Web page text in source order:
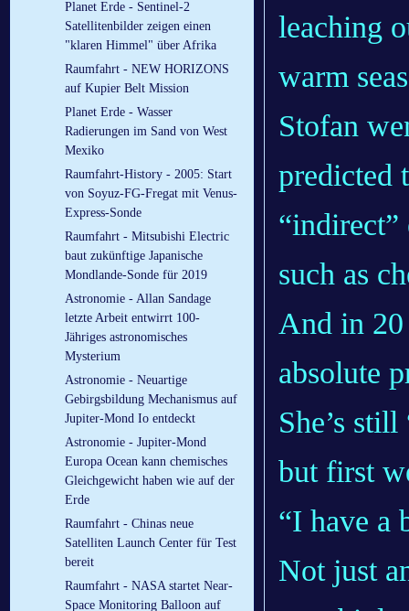
Planet Erde - Sentinel-2
Satellitenbilder zeigen einen
"klaren Himmel" über Afrika
Raumfahrt - NEW HORIZONS
auf Kupier Belt Mission
Planet Erde - Wasser
Radierungen im Sand von West
Mexiko
Raumfahrt-History - 2005: Start
von Soyuz-FG-Fregat mit Venus-
Express-Sonde
Raumfahrt - Mitsubishi Electric
baut zukünftige Japanische
Mondlande-Sonde für 2019
Astronomie - Allan Sandage
letzte Arbeit entwirrt 100-
Jähriges astronomisches
Mysterium
Astronomie - Neuartige
Gebirgsbildung Mechanismus auf
Jupiter-Mond Io entdeckt
Astronomie - Jupiter-Mond
Europa Ocean kann chemisches
Gleichgewicht haben wie auf der
Erde
Raumfahrt - Chinas neue
Satelliten Launch Center für Test
bereit
Raumfahrt - NASA startet Near-
Space Monitoring Balloon auf
leaching
warm
Stofan
predicted
such as
And in 20
absolute
She’s
but first
“I have a
Not just